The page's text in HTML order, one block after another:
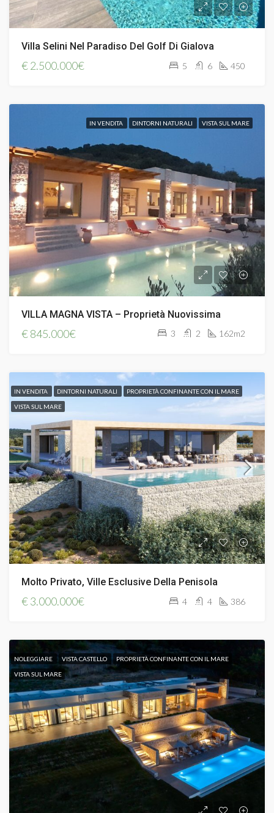
Villa Selini Nel Paradiso Del Golf Di Gialova
€2.500.000€ 5 6 450
IN VENDITA DINTORNI NATURALI VISTA SUL MARE
VILLA MAGNA VISTA – Proprietà Nuovissima
€845.000€ 3 2 162m2
IN VENDITA DINTORNI NATURALI PROPRIETÀ CONFINANTE CON IL MARE
VISTA SUL MARE
Molto Privato, Ville Esclusive Della Penisola
€3.000.000€ 4 4 386
NOLEGGIARE VISTA CASTELLO PROPRIETÀ CONFINANTE CON IL MARE
VISTA SUL MARE